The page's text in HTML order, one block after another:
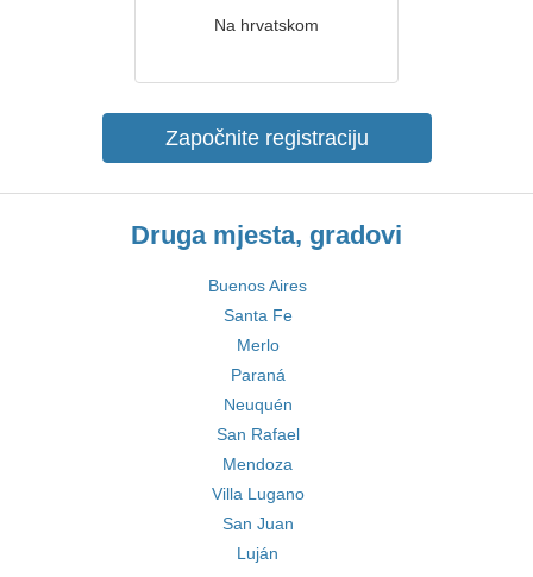
Na hrvatskom
Započnite registraciju
Druga mjesta, gradovi
Buenos Aires
Santa Fe
Merlo
Paraná
Neuquén
San Rafael
Mendoza
Villa Lugano
San Juan
Luján